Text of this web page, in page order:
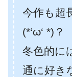
今作も超
(*‘ω‘ *)？
冬色的に
通に好き